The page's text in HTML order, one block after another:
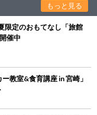
もっと見る
限定のおもてなし「旅館
催中
教室&食育講座 in 宮崎」